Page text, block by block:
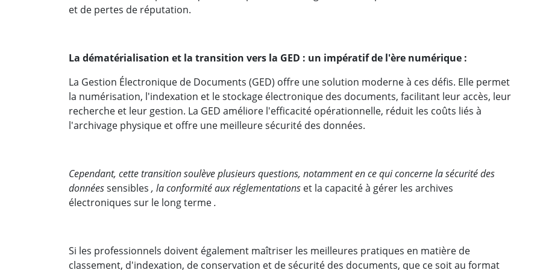
et de pertes de réputation.
La dématérialisation et la transition vers la GED : un impératif de l'ère numérique :
La Gestion Électronique de Documents (GED) offre une solution moderne à ces défis. Elle permet
la numérisation, l'indexation et le stockage électronique des documents, facilitant leur accès, leur
recherche et leur gestion. La GED améliore l'efficacité opérationnelle, réduit les coûts liés à
l'archivage physique et offre une meilleure sécurité des données.
Cependant, cette transition soulève plusieurs questions, notamment en ce qui concerne la sécurité des
donnéessensibles , la conformité aux réglementations et la capacité à gérer les archives
électroniques sur le long terme.
Si les professionnels doivent également maîtriser les meilleures pratiques en matière de
classement, d'indexation, de conservation et de sécurité des documents, que ce soit au format